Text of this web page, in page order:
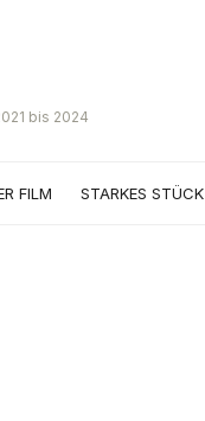
bis 2024
FILM STARKES STÜCK